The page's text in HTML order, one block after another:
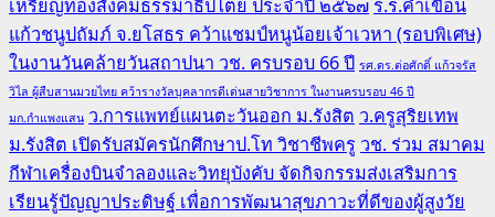
เหรียญทองสังคมธรรมาธิปไตย ประจำปี ๒๕๖๗ ร.ร.คำเขื่อน
แก้วชนูปถัมภ์ จ.ยโสธร คว้าแชมป์หนูน้อยเจ้าเวหา (รอบพิเศษ)
ในงานวันคล้ายวันสถาปนา วช. ครบรอบ 66 ปี รศ.ดร.ต่อศักดิ์ แก้วจรัส
วิไล ผู้สืบสานมวยไทย คว้ารางวัลบุคลากรดีเด่นสายวิชาการ ในงานครบรอบ 46 ปี
มก.กำแพงแสน ว.การแพทย์แผนตะวันออก ม.รังสิต ว.ครูสุริยเทพ
ม.รังสิต เปิดรับสมัครนักศึกษาป.โท วิชาชีพครู วช. ร่วม สมาคม
กีฬาเครื่องบินจำลองและวิทยุบังคับ จัดกิจกรรมส่งเสริมการ
เรียนรู้ปัญญาประดิษฐ์ เพื่อการพัฒนาสุขภาวะที่ดีของผู้สูงวัย